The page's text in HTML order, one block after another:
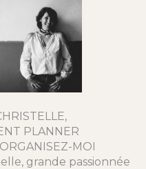
PLANNER
MOI
grande passionnée